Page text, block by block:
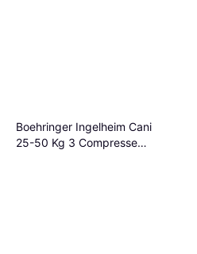
Boehringer Ingelheim Cani
25-50 Kg 3 Compresse